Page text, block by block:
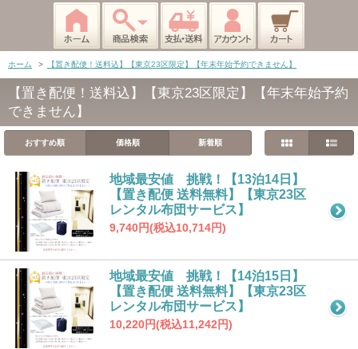
ホーム > 【置き配便！送料込】【東京23区限定】【年末年始予約できません】
【置き配便！送料込】【東京23区限定】【年末年始予約
できません】
おすすめ順 価格順 新着順
地域最安値 挑戦！【13泊14日】
【置き配便 送料無料】【東京23区
レンタル布団サービス】
9,740円(税込10,714円)
地域最安値 挑戦！【14泊15日】
【置き配便 送料無料】【東京23区
レンタル布団サービス】
10,220円(税込11,242円)